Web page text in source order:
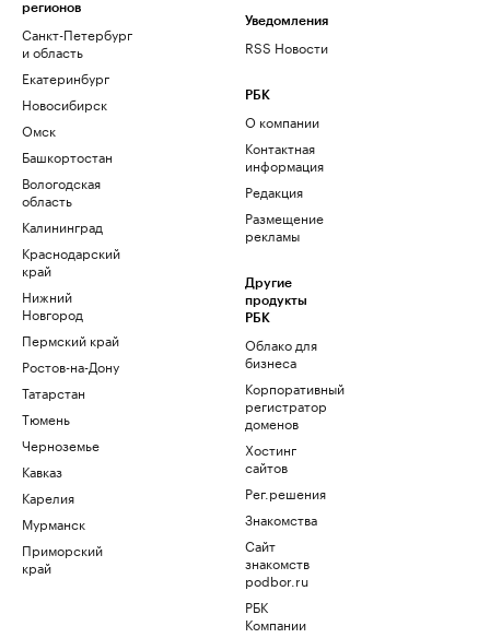
регионов
Санкт-Петербург
и область
Екатеринбург
Новосибирск
Омск
Башкортостан
Вологодская
область
Калининград
Краснодарский
край
Нижний
Новгород
Пермский край
Ростов-на-Дону
Татарстан
Тюмень
Черноземье
Кавказ
Карелия
Мурманск
Приморский
край
Уведомления
RSS Новости
РБК
О компании
Контактная
информация
Редакция
Размещение
рекламы
Другие
продукты
РБК
Облако для
бизнеса
Корпоративный
регистратор
доменов
Хостинг
сайтов
Рег.решения
Знакомства
Сайт
знакомств
podbor.ru
РБК
Компании